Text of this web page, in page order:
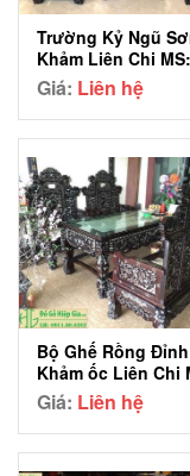
Trường Kỷ Ngũ
Khảm Liên Chi
Giá: Liên hệ
Bộ Ghế Rồng Đỉnh
Khảm ốc Liên Chi
21
Giá: Liên hệ